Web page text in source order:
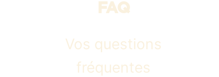
FAQ
Vos questions
fréquentes